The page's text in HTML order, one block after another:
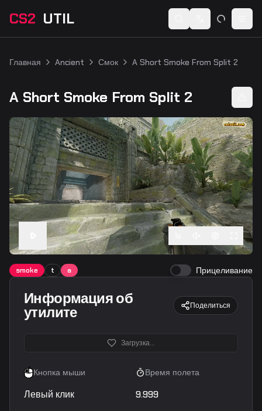
CS2 UTIL Switch language
Главная Ancient Смок A Short Smoke From Split 2
A Short Smoke From Split 2
smoke t a Прицеливание
Информация об
утилите Поделиться
Загрузка...
Кнопка мыши
Левый клик
Время полета
9.999